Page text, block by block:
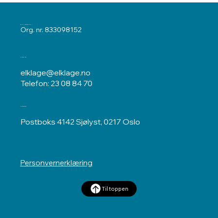
ELKLAGENEMNDA
Org. nr. 833098152
Kontakt oss
elklage@elklage.no
Telefon: 23 08 84 70
Postadresse
Postboks 4142 Sjølyst, 0217 Oslo
Personvernerklæring
Til toppen